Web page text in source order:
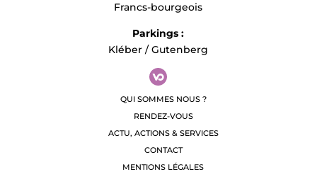
Francs-bourgeois
Parkings :
Kléber / Gutenberg
QUI SOMMES NOUS ?
RENDEZ-VOUS
ACTU, ACTIONS & SERVICES
CONTACT
MENTIONS LÉGALES